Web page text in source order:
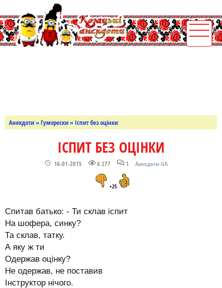
Анекдоти»Гуморески» Іспит без оцінки
ІСПИТ БЕЗ ОЦІНКИ
16-01-2015 6 277 1 Анекдоти-UA
+25
Спитав батько: - Ти склав іспит
На шофера, синку?
Та склав, татку.
А яку ж ти
Одержав оцінку?
Не одержав, не поставив
Інструктор нічого.